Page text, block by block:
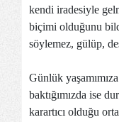
kendi iradesiyle
biçimi olduğunu
söylemez, gülüp,
Günlük
baktığımızda ise
karartıcı olduğu